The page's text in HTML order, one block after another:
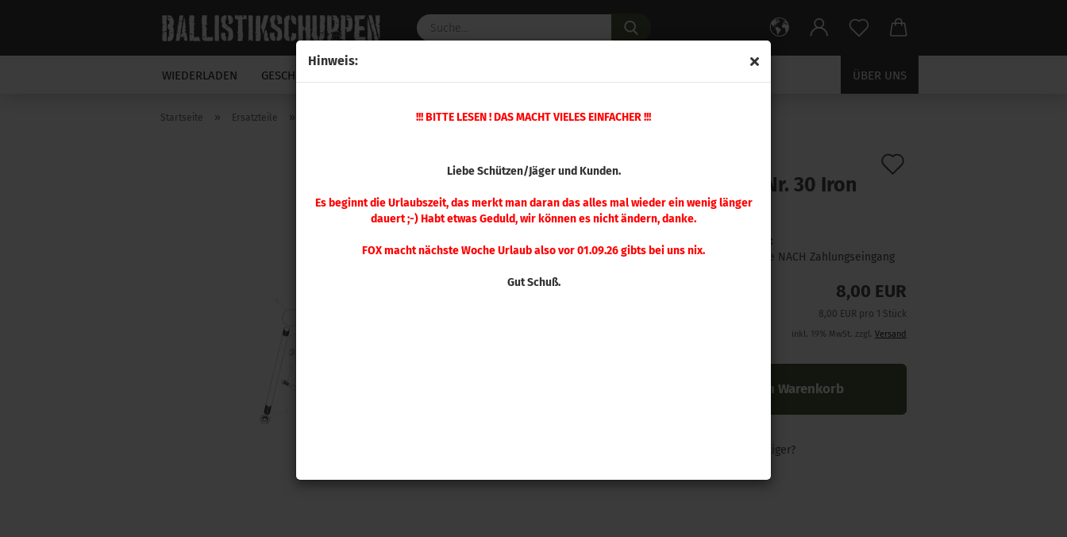
Hinweis:
!!! BITTE LESEN ! DAS MACHT VIELES EINFACHER !!!
Liebe Schützen/Jäger und Kunden.
Es beginnt die Urlaubszeit, das merkt man daran das alles mal wieder ein wenig länger
dauert ;-) Habt etwas Geduld, wir können es nicht ändern, danke.
FOX macht nächste Woche Urlaub also vor 01.09.26 gibts bei uns nix.
Gut Schuß.
WIEDERLADEN GESCHOSSE ÜBER UNS
Startseite » Ersatzteile » Iron Presse » Ersatzteil Nr. 30 Iron Presse
Ersatzteil Nr. 30 Iron
Presse
Lieferzeit:
1 Woche NACH Zahlungseingang
8,00 EUR
8,00 EUR pro 1 Stück
inkl. 19% MwSt. zzgl. Versand
In den Warenkorb
Woanders günstiger?